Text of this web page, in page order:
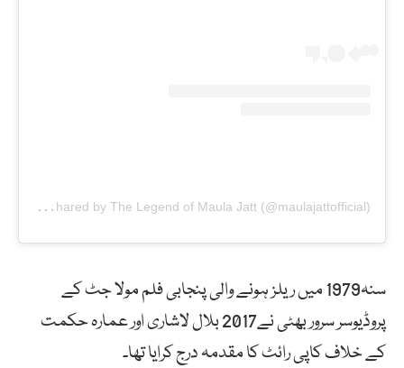
A
post shared by The Legend of Maula Jatt (@maulajattofficial)
سنہ1979 میں ریلز ہونے والی پنجابی فلم مولا جٹ کے
پروڈیوسر سرور بھٹی نے2017 بلال لاشاری اور عمارہ حکمت
کے خلاف کاپی رائٹ کا مقدمہ درج کرایا تھا۔